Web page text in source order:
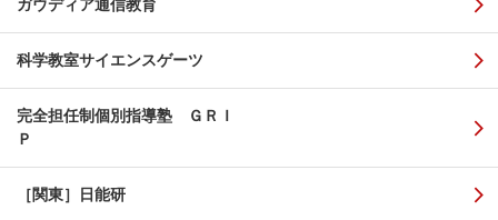
ガウディア通信教育
科学教室サイエンスゲーツ
完全担任制個別指導塾 ＧＲＩ
Ｐ
［関東］日能研